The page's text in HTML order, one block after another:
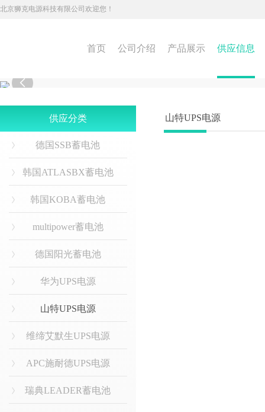
北京狮克电源科技有限公司欢迎您！
首页 公司介绍 产品展示 供应信息

供应分类
德国SSB蓄电池
韩国ATLASBX蓄电池
韩国KOBA蓄电池
multipower蓄电池
德国阳光蓄电池
华为UPS电源
山特UPS电源
维缔艾默生UPS电源
APC施耐德UPS电源
瑞典LEADER蓄电池
山特UPS电源